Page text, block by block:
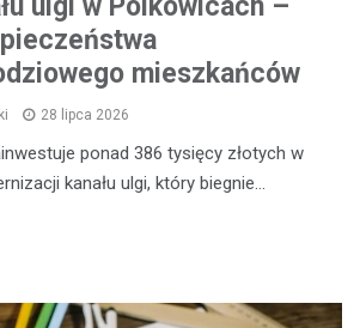
ulgi w Polkowicach –
mieszkańców
28 lipca 2026
ponad 386 tysięcy złotych w
kanału ulgi, który biegnie…